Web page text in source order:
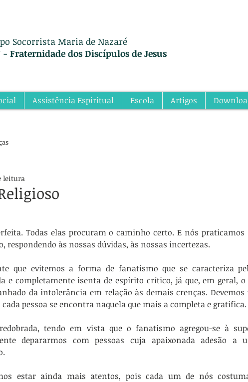
Socorrista Maria de Nazaré
- Fraternidade dos Discípulos de Jesus
Assistência Espiritual Escola Artigos
leitura
Todas elas procuram o caminho certo. E nós praticamos
respondendo às nossas dúvidas, às nossas incertezas.
que evitemos a forma de fanatismo que se caracteriza
e completamente isenta de espírito crítico, já que, em geral,
da intolerância em relação às demais crenças. Devemos
pessoa se encontra naquela que mais a completa e gratifica.
tendo em vista que o fanatismo agregou-se à
depararmos com pessoas cuja apaixonada adesão a
estar ainda mais atentos, pois cada um de nós